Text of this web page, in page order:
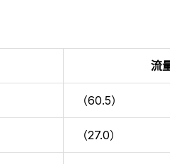
流量
（60.5）
（27.0）